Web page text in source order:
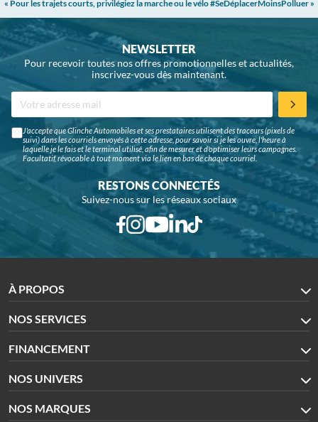
« Pour les trajets courts, privilégiez la marche ou le vélo #SeDéplacerMoinsPolluer »
NEWSLETTER
Pour recevoir toutes nos offres promotionnelles et actualités,
inscrivez-vous dès maintenant.
J'accepte que Glinche Automobiles et ses prestataires utilisent des traceurs (pixels de
suivi) dans les courriels envoyés à cette adresse, pour savoir si je les ouvre, l'heure à
laquelle je le fais et le terminal utilisé, afin de mesurer et d'optimiser leurs campagnes.
Facultatif, révocable à tout moment via le lien en bas de chaque courriel.
RESTONS CONNECTÉS
Suivez-nous sur les réseaux sociaux
À PROPOS
NOS SERVICES
FINANCEMENT
NOS UNIVERS
NOS MARQUES